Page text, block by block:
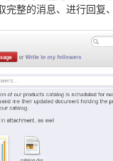
完整的消息、进行回复